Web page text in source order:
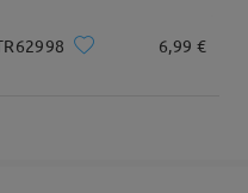
6,99 €